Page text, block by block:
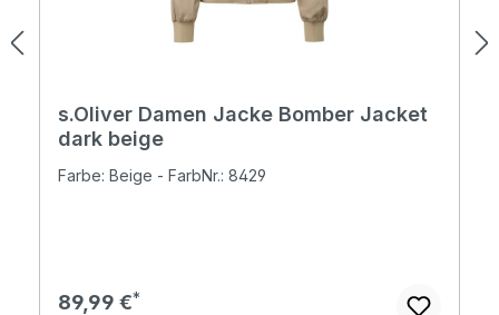
s.Oliver Damen Jacke Bomber Jacket
dark beige
Farbe: Beige - FarbNr.: 8429
Regulärer Preis:
89,99 €